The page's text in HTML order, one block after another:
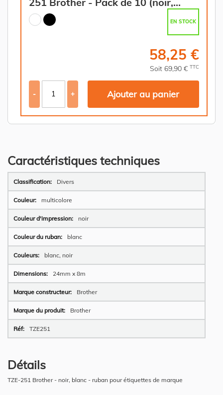
blanc)
EN STOCK
58,25 €
Soit 69,90 € TTC
- + Ajouter au panier
Caractéristiques techniques
Plus
d’information
Divers
multicolore
noir
blanc
blanc, noir
24mm x 8m
Brother
Brother
TZE251
Détails
TZE-251 Brother - noir, blanc - ruban pour étiquettes de marque